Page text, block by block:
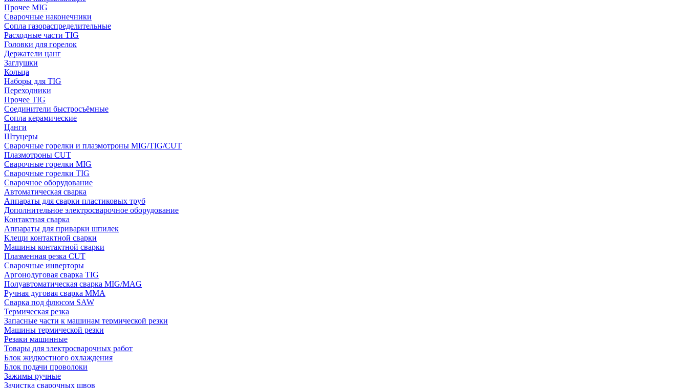
Прочее MIG
Сварочные наконечники
Сопла газораспределительные
Расходные части TIG
Головки для горелок
Держатели цанг
Заглушки
Кольца
Наборы для TIG
Переходники
Прочее TIG
Соединители быстросъёмные
Сопла керамические
Цанги
Штуцеры
Сварочные горелки и плазмотроны MIG/TIG/CUT
Плазмотроны CUT
Сварочные горелки MIG
Сварочные горелки TIG
Сварочное оборудование
Автоматическая сварка
Аппараты для сварки пластиковых труб
Дополнительное электросварочное оборудование
Контактная сварка
Аппараты для приварки шпилек
Клещи контактной сварки
Машины контактной сварки
Плазменная резка CUT
Сварочные инверторы
Аргонодуговая сварка TIG
Полуавтоматическая сварка MIG/MAG
Ручная дуговая сварка MMA
Сварка под флюсом SAW
Термическая резка
Запасные части к машинам термической резки
Машины термической резки
Резаки машинные
Товары для электросварочных работ
Блок жидкостного охлаждения
Блок подачи проволоки
Зажимы ручные
Зачистка сварочных швов